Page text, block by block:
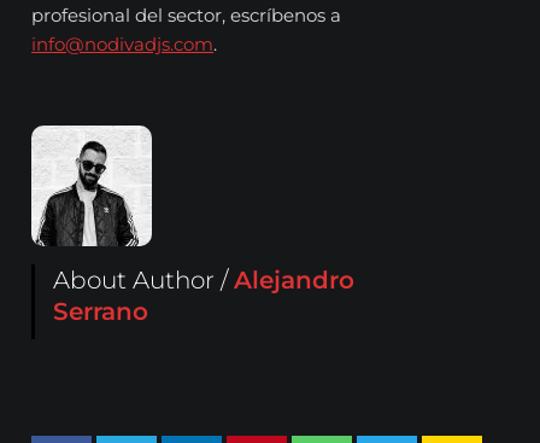
profesional del sector, escríbenos a
info@nodivadjs.com.
About Author /Alejandro
Serrano